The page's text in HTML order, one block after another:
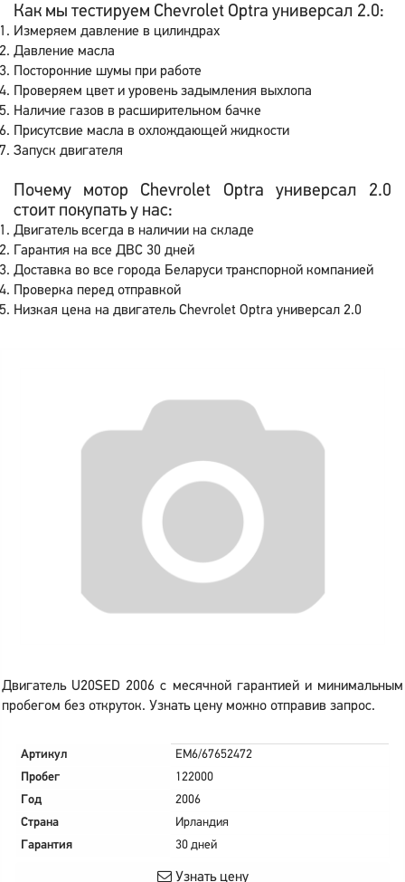
Как мы тестируем Chevrolet Optra универсал 2.0:
Измеряем давление в цилиндрах
Давление масла
Посторонние шумы при работе
Проверяем цвет и уровень задымления выхлопа
Наличие газов в расширительном бачке
Присутсвие масла в охлождающей жидкости
Запуск двигателя
Почему мотор Chevrolet Optra универсал 2.0
стоит покупать у нас:
Двигатель всегда в наличии на складе
Гарантия на все ДВС 30 дней
Доставка во все города Беларуси транспорной компанией
Проверка перед отправкой
Низкая цена на двигатель Chevrolet Optra универсал 2.0
Двигатель U20SED 2006 с месячной гарантией и минимальным
пробегом без откруток. Узнать цену можно отправив запрос.
Артикул
EM6/67652472
Пробег
122000
Год
2006
Страна
Ирландия
Гарантия
30 дней
Узнать цену